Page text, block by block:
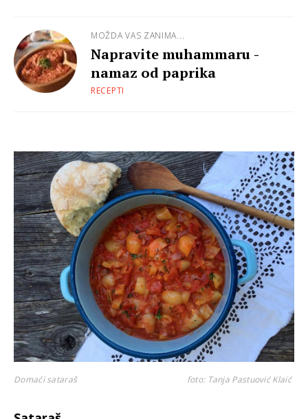
MOŽDA VAS ZANIMA...
Napravite muhammaru -
namaz od paprika
RECEPTI
Domaći sataraš foto: Tanja Pastuović Klaić